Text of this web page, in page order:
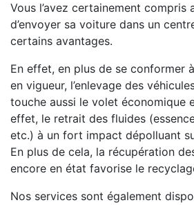
Vous l’avez certainement compris
d’envoyer sa voiture dans un
certains avantages.
En effet, en plus de se conformer
en vigueur, l’enlevage des
touche aussi le volet économique
effet, le retrait des fluides
etc.) à un fort impact dépolluant
En plus de cela, la récupération
encore en état favorise le
Nos services sont également